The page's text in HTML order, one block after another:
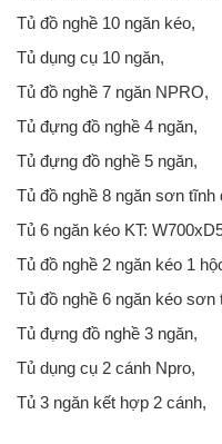
Tủ đồ nghề 10 ngăn kéo,
Tủ dụng cụ 10 ngăn,
Tủ đồ nghề 7 ngăn NPRO,
Tủ đựng đồ nghề 4 ngăn,
Tủ đựng đồ nghề 5 ngăn,
Tủ đồ nghề 8 ngăn sơn tĩnh
Tủ 6 ngăn kéo KT:
Tủ đồ nghề 2 ngăn kéo 1
Tủ đồ nghề 6 ngăn kéo sơn
Tủ đựng đồ nghề 3 ngăn,
Tủ dụng cụ 2 cánh Npro,
Tủ 3 ngăn kết hợp 2 cánh,